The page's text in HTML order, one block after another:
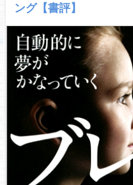
ング【書評】